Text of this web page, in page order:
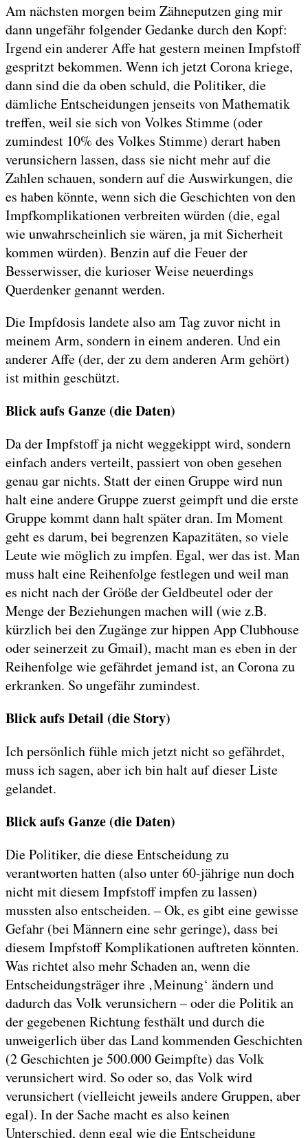
Am nächsten morgen beim Zähneputzen ging mir
dann ungefähr folgender Gedanke durch den Kopf:
Irgend ein anderer Affe hat gestern meinen Impfstoff
gespritzt bekommen. Wenn ich jetzt Corona kriege,
dann sind die da oben schuld, die Politiker, die
dämliche Entscheidungen jenseits von Mathematik
treffen, weil sie sich von Volkes Stimme (oder
zumindest 10% des Volkes Stimme) derart haben
verunsichern lassen, dass sie nicht mehr auf die
Zahlen schauen, sondern auf die Auswirkungen, die
es haben könnte, wenn sich die Geschichten von den
Impfkomplikationen verbreiten würden (die, egal
wie unwahrscheinlich sie wären, ja mit Sicherheit
kommen würden). Benzin auf die Feuer der
Besserwisser, die kurioser Weise neuerdings
Querdenker genannt werden.
Die Impfdosis landete also am Tag zuvor nicht in
meinem Arm, sondern in einem anderen. Und ein
anderer Affe (der, der zu dem anderen Arm gehört)
ist mithin geschützt.
Blick aufs Ganze (die Daten)
Da der Impfstoff ja nicht weggekippt wird, sondern
einfach anders verteilt, passiert von oben gesehen
genau gar nichts. Statt der einen Gruppe wird nun
halt eine andere Gruppe zuerst geimpft und die erste
Gruppe kommt dann halt später dran. Im Moment
geht es darum, bei begrenzen Kapazitäten, so viele
Leute wie möglich zu impfen. Egal, wer das ist. Man
muss halt eine Reihenfolge festlegen und weil man
es nicht nach der Größe der Geldbeutel oder der
Menge der Beziehungen machen will (wie z.B.
kürzlich bei den Zugänge zur hippen App Clubhouse
oder seinerzeit zu Gmail), macht man es eben in der
Reihenfolge wie gefährdet jemand ist, an Corona zu
erkranken. So ungefähr zumindest.
Blick aufs Detail (die Story)
Ich persönlich fühle mich jetzt nicht so gefährdet,
muss ich sagen, aber ich bin halt auf dieser Liste
gelandet.
Blick aufs Ganze (die Daten)
Die Politiker, die diese Entscheidung zu
verantworten hatten (also unter 60-jährige nun doch
nicht mit diesem Impfstoff impfen zu lassen)
mussten also entscheiden. – Ok, es gibt eine gewisse
Gefahr (bei Männern eine sehr geringe), dass bei
diesem Impfstoff Komplikationen auftreten könnten.
Was richtet also mehr Schaden an, wenn die
Entscheidungsträger ihre ‚Meinung‘ ändern und
dadurch das Volk verunsichern – oder die Politik an
der gegebenen Richtung festhält und durch die
unweigerlich über das Land kommenden Geschichten
(2 Geschichten je 500.000 Geimpfte) das Volk
verunsichert wird. So oder so, das Volk wird
verunsichert (vielleicht jeweils andere Gruppen, aber
egal). In der Sache macht es also keinen
Unterschied, denn egal wie die Entscheidung